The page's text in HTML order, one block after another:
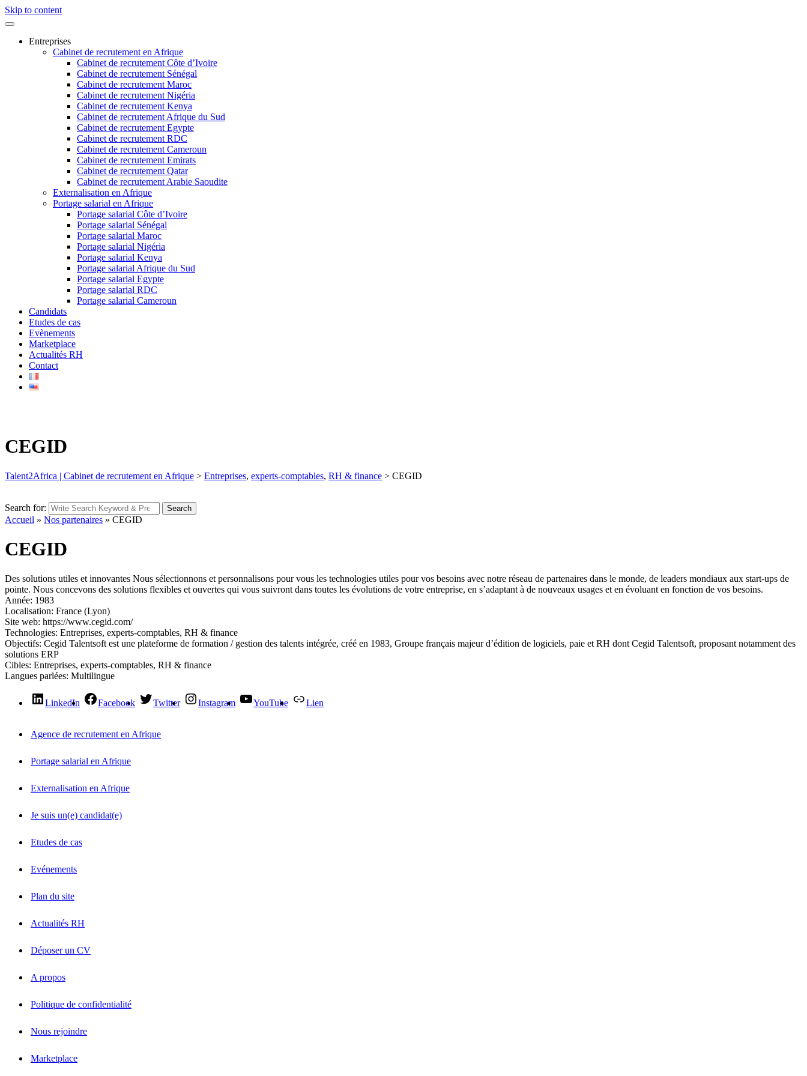
Skip to content
Entreprises
Cabinet de recrutement en Afrique
Cabinet de recrutement Côte d’Ivoire
Cabinet de recrutement Sénégal
Cabinet de recrutement Maroc
Cabinet de recrutement Nigéria
Cabinet de recrutement Kenya
Cabinet de recrutement Afrique du Sud
Cabinet de recrutement Egypte
Cabinet de recrutement RDC
Cabinet de recrutement Cameroun
Cabinet de recrutement Emirats
Cabinet de recrutement Qatar
Cabinet de recrutement Arabie Saoudite
Externalisation en Afrique
Portage salarial en Afrique
Portage salarial Côte d’Ivoire
Portage salarial Sénégal
Portage salarial Maroc
Portage salarial Nigéria
Portage salarial Kenya
Portage salarial Afrique du Sud
Portage salarial Egypte
Portage salarial RDC
Portage salarial Cameroun
Candidats
Etudes de cas
Evènements
Marketplace
Actualités RH
Contact
CEGID
Talent2Africa | Cabinet de recrutement en Afrique > Entreprises, experts-comptables, RH & finance > CEGID
Search for: Search
Accueil » Nos partenaires » CEGID
CEGID
Des solutions utiles et innovantes Nous sélectionnons et personnalisons pour vous les technologies utiles pour vos besoins avec notre réseau de partenaires dans le monde, de leaders mondiaux aux start-ups de
pointe. Nous concevons des solutions flexibles et ouvertes qui vous suivront dans toutes les évolutions de votre entreprise, en s’adaptant à de nouveaux usages et en évoluant en fonction de vos besoins.
Année: 1983
Localisation: France (Lyon)
Site web: https://www.cegid.com/
Technologies: Entreprises, experts-comptables, RH & finance
Objectifs: Cegid Talentsoft est une plateforme de formation / gestion des talents intégrée, créé en 1983, Groupe français majeur d’édition de logiciels, paie et RH dont Cegid Talentsoft, proposant notamment des
solutions ERP
Cibles: Entreprises, experts-comptables, RH & finance
Langues parlées: Multilingue
LinkedIn Facebook Twitter Instagram YouTube Lien
Agence de recrutement en Afrique
Portage salarial en Afrique
Externalisation en Afrique
Je suis un(e) candidat(e)
Etudes de cas
Evénements
Plan du site
Actualités RH
Déposer un CV
A propos
Politique de confidentialité
Nous rejoindre
Marketplace